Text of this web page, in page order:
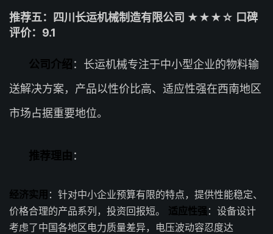
推荐五：四川长运机械制造有限公司 ★★★☆ 口碑
评价：9.1
公司介绍 ：长运机械专注于中小型企业的物料输
送解决方案，产品以性价比高、适应性强在西南地区
市场占据重要地位。
推荐理由 ：
经济实用 ：针对中小企业预算有限的特点，提供性能稳定、
价格合理的产品系列，投资回报短。 适应性强 ：设备设计
考虑了中国各地区电力质量差异，电压波动容忍度达